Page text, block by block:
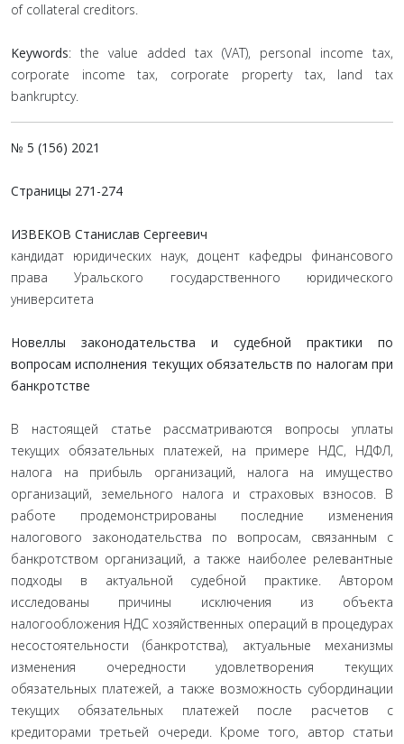
of collateral creditors.
Keywords: the value added tax (VAT), personal income tax,
corporate income tax, corporate property tax, land tax
bankruptcy.
№ 5 (156) 2021
Страницы 271-274
ИЗВЕКОВ Станислав Сергеевич
кандидат юридических наук, доцент кафедры финансового
права Уральского государственного юридического
университета
Новеллы законодательства и судебной практики по
вопросам исполнения текущих обязательств по налогам при
банкротстве
В настоящей статье рассматриваются вопросы уплаты
текущих обязательных платежей, на примере НДС, НДФЛ,
налога на прибыль организаций, налога на имущество
организаций, земельного налога и страховых взносов. В
работе продемонстрированы последние изменения
налогового законодательства по вопросам, связанным с
банкротством организаций, а также наиболее релевантные
подходы в актуальной судебной практике. Автором
исследованы причины исключения из объекта
налогообложения НДС хозяйственных операций в процедурах
несостоятельности (банкротства), актуальные механизмы
изменения очередности удовлетворения текущих
обязательных платежей, а также возможность субординации
текущих обязательных платежей после расчетов с
кредиторами третьей очереди. Кроме того, автор статьи